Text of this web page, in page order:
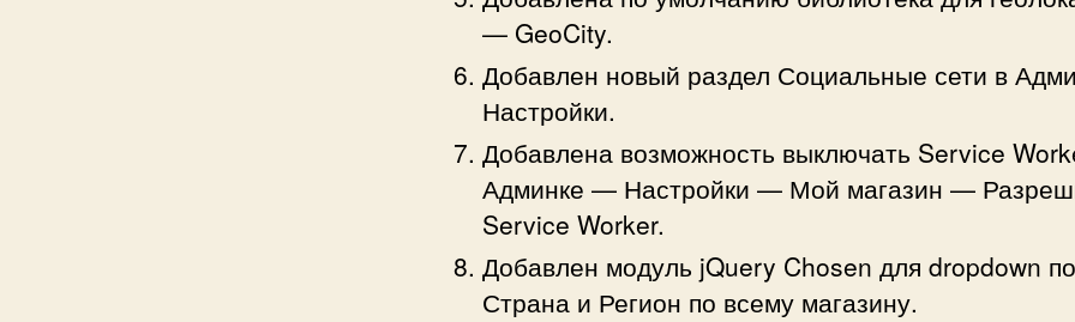
— GeoCity.
Добавлен новый раздел Социальные сети в
Настройки.
Добавлена возможность выключать Service
Админке — Настройки — Мой магазин —
Service Worker.
Добавлен модуль jQuery Chosen для dropdown
Страна и Регион по всему магазину.